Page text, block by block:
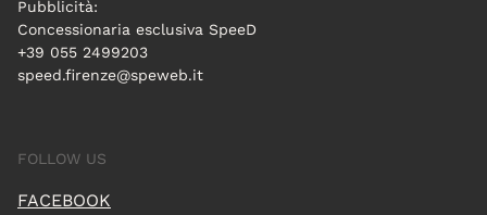
Pubblicità:
Concessionaria esclusiva SpeeD
+39 055 2499203
speed.firenze@speweb.it
FOLLOW US
FACEBOOK